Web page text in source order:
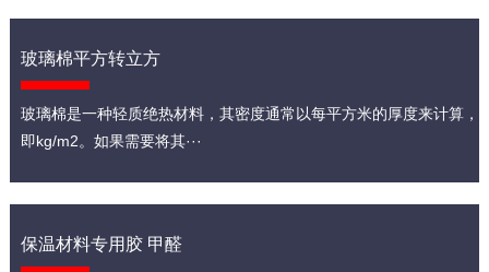
玻璃棉平方转立方
玻璃棉是一种轻质绝热材料，其密度通常以每平方米的厚度来计算，
即kg/m2。如果需要将其···
保温材料专用胶 甲醛